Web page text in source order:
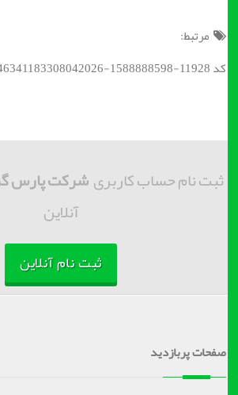
مرتبط:
کد BSC : 46341183308042026-1588888598-11928;
ثبت نام حساب کاربریشرکت پارس
آنلاین
ثبت نام آنلاین
صفحات پربازدید